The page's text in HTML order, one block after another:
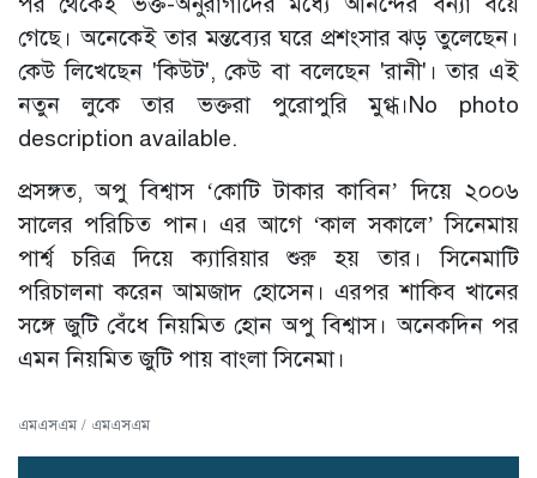
গেছে। অনেকেই তার মন্তব্যের ঘরে প্রশংসার ঝড় তুলেছেন।
কেউ লিখেছেন 'কিউট', কেউ বা বলেছেন 'রানী'। তার এই
নতুন লুকে তার ভক্তরা পুরোপুরি মুগ্ধ।No photo
description available.
প্রসঙ্গত, অপু বিশ্বাস ‘কোটি টাকার কাবিন’ দিয়ে ২০০৬
সালের পরিচিত পান। এর আগে ‘কাল সকালে’ সিনেমায়
পার্শ্ব চরিত্র দিয়ে ক্যারিয়ার শুরু হয় তার। সিনেমাটি
পরিচালনা করেন আমজাদ হোসেন। এরপর শাকিব খানের
সঙ্গে জুটি বেঁধে নিয়মিত হোন অপু বিশ্বাস। অনেকদিন পর
এমন নিয়মিত জুটি পায় বাংলা সিনেমা।
এমএসএম / এমএসএম